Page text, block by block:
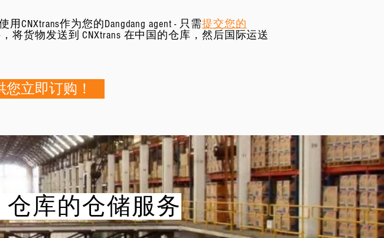
作为您的Dangdang agent - 只需提交您的
，将货物发送到 CNXtrans 在中国的仓库，然后国际运送
您立即订购！
仓库的仓储服务